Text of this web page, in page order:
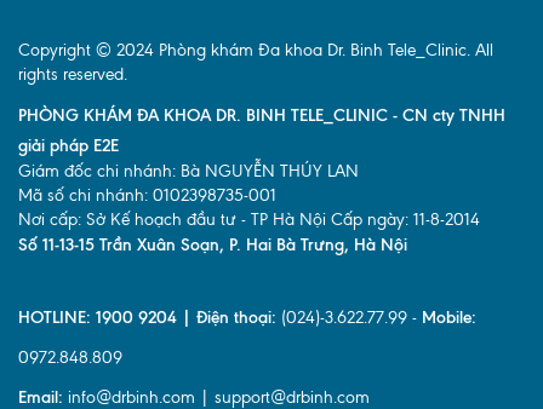
Copyright © 2024 Phòng khám Đa khoa Dr. Binh Tele_Clinic. All
rights reserved.
PHÒNG KHÁM ĐA KHOA DR. BINH TELE_CLINIC - CN cty TNHH
giải pháp E2E
Giám đốc chi nhánh: Bà NGUYỄN THÚY LAN
Mã số chi nhánh: 0102398735-001
Nơi cấp: Sở Kế hoạch đầu tư - TP Hà Nội Cấp ngày: 11-8-2014
Số 11-13-15 Trần Xuân Soạn, P. Hai Bà Trưng, Hà Nội
HOTLINE: 1900 9204 | Điện thoại: (024)-3.622.77.99 - Mobile:
0972.848.809
Email: info@drbinh.com | support@drbinh.com